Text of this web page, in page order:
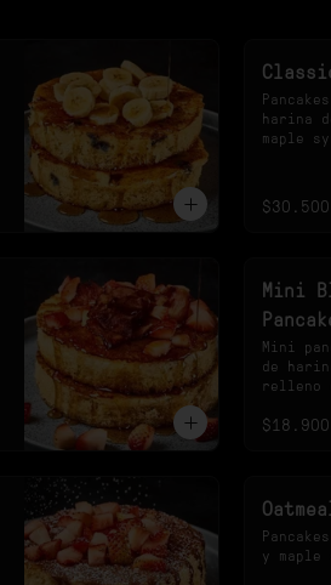
harina
maple
$30.500
Mini
Mini
de
relleno
$18.900
y maple